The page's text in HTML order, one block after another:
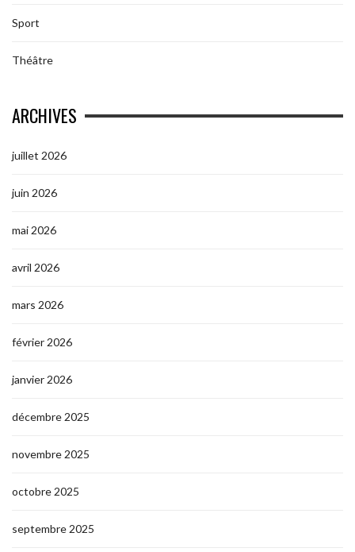
Sport
Théâtre
ARCHIVES
juillet 2026
juin 2026
mai 2026
avril 2026
mars 2026
février 2026
janvier 2026
décembre 2025
novembre 2025
octobre 2025
septembre 2025